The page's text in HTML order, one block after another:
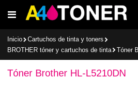
al
Inicio
Cartuchos de tinta y toners
BROTHER tóner y cartuchos de tinta
Tóner
Tóner Brother HL-L5210DN